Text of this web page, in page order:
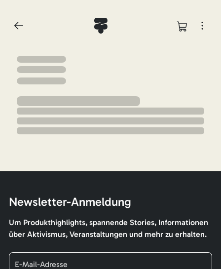
Newsletter-Anmeldung
Um Produkthighlights, spannende Stories, Informationen
über Aktivismus, Veranstaltungen und mehr zu erhalten.